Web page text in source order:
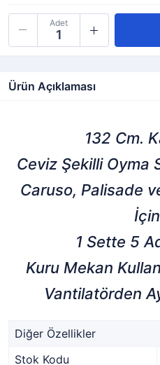
Adet
Ürün Açıklaması
132 Cm.
Ceviz Şekilli Oyma
Caruso, Palisade
1 Sette 5
Kuru Mekan
Vantilatörden
Diğer Özellikler
Stok Kodu